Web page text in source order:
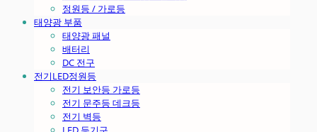
정원등 / 가로등
태양광 부품
태양광 패널
배터리
DC 전구
전기LED정원등
전기 보안등 가로등
전기 문주등 데크등
전기 벽등